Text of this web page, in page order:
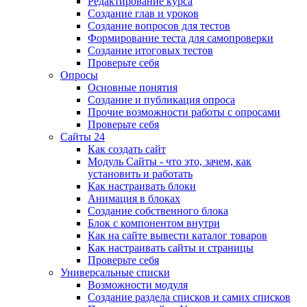
Создание глав и уроков
Создание вопросов для тестов
Формирование теста для самопроверки
Создание итоговых тестов
Проверьте себя
Опросы
Основные понятия
Создание и публикация опроса
Прочие возможности работы с опросами
Проверьте себя
Сайты 24
Как создать сайт
Модуль Сайты - что это, зачем, как
установить и работать
Как настраивать блоки
Анимация в блоках
Создание собственного блока
Блок с компонентом внутри
Как на сайте вывести каталог товаров
Как настраивать сайты и страницы
Проверьте себя
Универсальные списки
Возможности модуля
Создание раздела списков и самих списков